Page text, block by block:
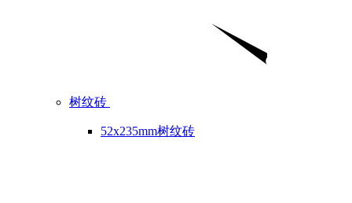
树纹砖
52x235mm树纹砖